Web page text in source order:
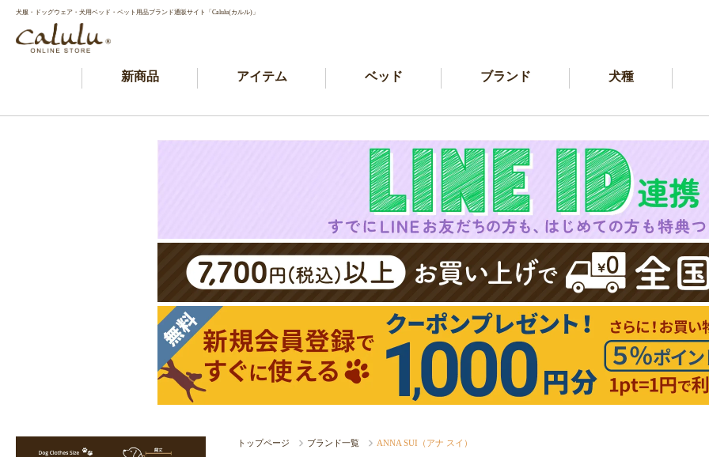
犬服・ドッグウェア・犬用ベッド・ペット用品ブランド通販サイト「Calulu(カルル)」
新商品 アイテム ベッド ブランド 犬種
トップページ ブランド一覧 ANNA SUI（アナ スイ）